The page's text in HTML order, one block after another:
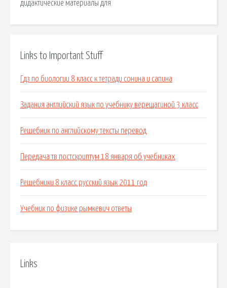
дидактические материалы для.
Links to Important Stuff
Гдз по биологии 8 класс к тетради сонина и сапина
Задания английский язык по учебнику верещагиной 3 класс
Решебник по английскому тексты перевод
Передача тв постскриптум 18 января об учебниках
Решебники 8 класс русский язык 2011 год
Учебник по физике рымкевич ответы
Links